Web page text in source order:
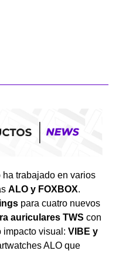
trabajado en varios
ALO y FOXBOX.
para cuatro nuevos
auriculares TWS con
impacto visual: VIBE y
ALO que